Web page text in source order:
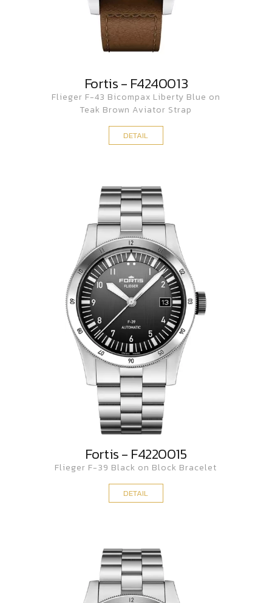
Fortis - F4240013
Flieger F-43 Bicompax Liberty Blue on
Teak Brown Aviator Strap
DETAIL
Fortis - F4220015
Flieger F-39 Black on Block Bracelet
DETAIL